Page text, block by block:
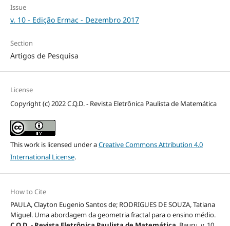
Issue
v. 10 - Edição Ermac - Dezembro 2017
Section
Artigos de Pesquisa
License
Copyright (c) 2022 C.Q.D. - Revista Eletrônica Paulista de Matemática
This work is licensed under aCreative Commons Attribution 4.0
International License.
How to Cite
PAULA, Clayton Eugenio Santos de; RODRIGUES DE SOUZA, Tatiana
Miguel. Uma abordagem da geometria fractal para o ensino médio.